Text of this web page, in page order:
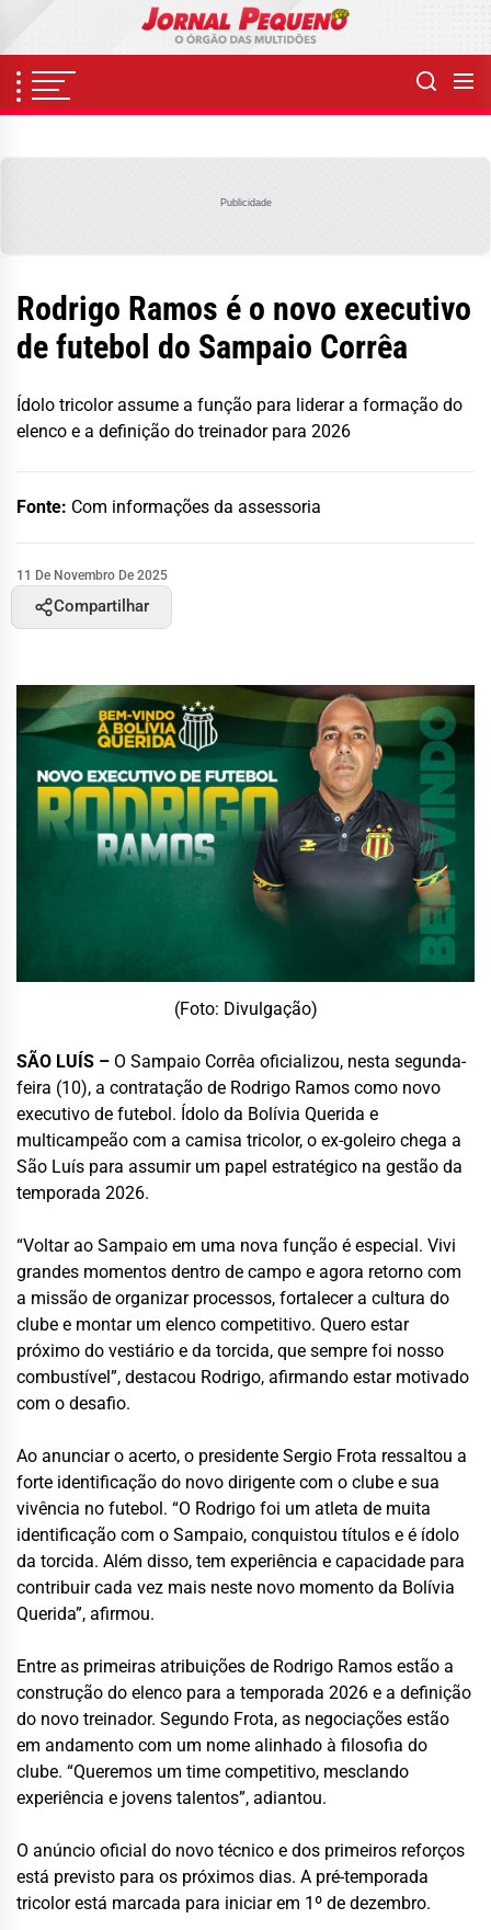
content
Publicidade
Rodrigo Ramos é o novo executivo
de futebol do Sampaio Corrêa
Ídolo tricolor assume a função para liderar a formação do
elenco e a definição do treinador para 2026
Fonte: Com informações da assessoria
11 De Novembro De 2025
Compartilhar
(Foto: Divulgação)
SÃO LUÍS – O Sampaio Corrêa oficializou, nesta segunda-
feira (10), a contratação de Rodrigo Ramos como novo
executivo de futebol. Ídolo da Bolívia Querida e
multicampeão com a camisa tricolor, o ex-goleiro chega a
São Luís para assumir um papel estratégico na gestão da
temporada 2026.
“Voltar ao Sampaio em uma nova função é especial. Vivi
grandes momentos dentro de campo e agora retorno com
a missão de organizar processos, fortalecer a cultura do
clube e montar um elenco competitivo. Quero estar
próximo do vestiário e da torcida, que sempre foi nosso
combustível”, destacou Rodrigo, afirmando estar motivado
com o desafio.
Ao anunciar o acerto, o presidente Sergio Frota ressaltou a
forte identificação do novo dirigente com o clube e sua
vivência no futebol. “O Rodrigo foi um atleta de muita
identificação com o Sampaio, conquistou títulos e é ídolo
da torcida. Além disso, tem experiência e capacidade para
contribuir cada vez mais neste novo momento da Bolívia
Querida”, afirmou.
Entre as primeiras atribuições de Rodrigo Ramos estão a
construção do elenco para a temporada 2026 e a definição
do novo treinador. Segundo Frota, as negociações estão
em andamento com um nome alinhado à filosofia do
clube. “Queremos um time competitivo, mesclando
experiência e jovens talentos”, adiantou.
O anúncio oficial do novo técnico e dos primeiros reforços
está previsto para os próximos dias. A pré-temporada
tricolor está marcada para iniciar em 1º de dezembro.